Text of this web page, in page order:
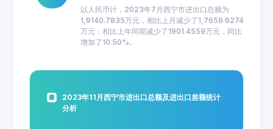
以人民币计，2023年7月西宁市进出口总额为
1,9140.7835万元，相比上月减少了1,7659.6274
万元；相比上年同期减少了1901.4559万元，同比
增加了10.50%。
2023年11月西宁市进出口总额及进出口差额统计
分析